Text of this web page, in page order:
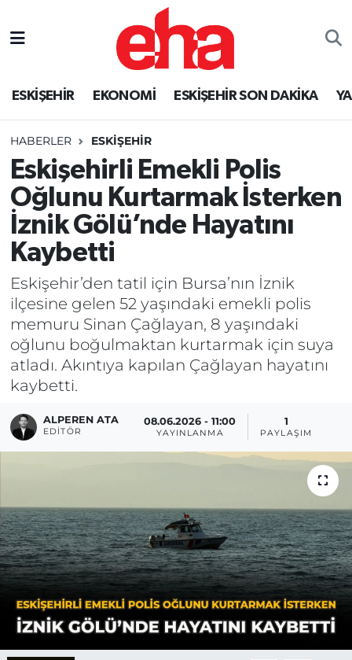
ESKİŞEHİR EKONOMİ ESKİŞEHİR SON DAKİKA
HABERLER ESKİŞEHİR
Eskişehirli Emekli Polis
Oğlunu Kurtarmak İsterken
İznik Gölü’nde Hayatını
Kaybetti
Eskişehir’den tatil için Bursa’nın İznik
ilçesine gelen 52 yaşındaki emekli polis
memuru Sinan Çağlayan, 8 yaşındaki
oğlunu boğulmaktan kurtarmak için suya
atladı. Akıntıya kapılan Çağlayan hayatını
kaybetti.
ALPEREN ATA
EDITÖR
08.06.2026 - 11:00
YAYINLANMA
1
PAYLAŞIM